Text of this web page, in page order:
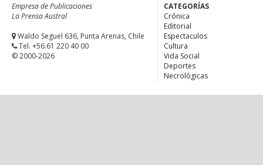
Empresa de Publicaciones
La Prensa Austral
Waldo Seguel 636, Punta Arenas, Chile
Tel. +56.61 220 40 00
© 2000-2026
CATEGORÍAS
Crónica
Editorial
Espectaculos
Cultura
Vida Social
Deportes
Necrológicas